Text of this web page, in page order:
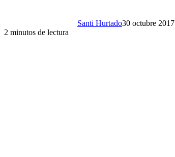
Santi Hurtado30 octubre 2017
2 minutos de lectura